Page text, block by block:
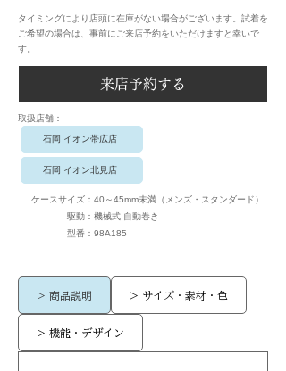
タイミングにより店頭に在庫がない場合がございます。試着を
ご希望の場合は、事前にご来店予約をいただけますと幸いで
す。
来店予約する
​取扱店舗：
石岡 イオン帯広店
石岡 イオン北見店
ケースサイズ： 40～45mm未満（メンズ・スタンダード）
駆動： 機械式 自動巻き
​型番： 98A185
> 商品説明 > サイズ・素材・色
> 機能・デザイン